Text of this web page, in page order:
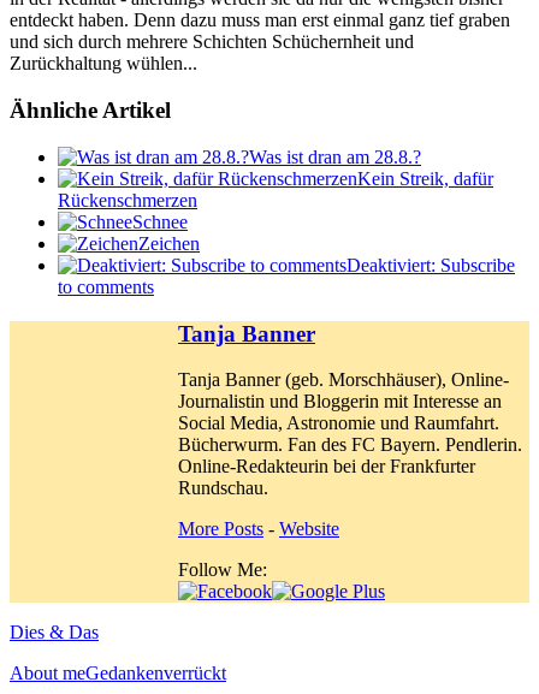
entdeckt haben. Denn dazu muss man erst einmal ganz tief graben
und sich durch mehrere Schichten Schüchernheit und
Zurückhaltung wühlen...
Ähnliche Artikel
Was ist dran am 28.8.?
Kein Streik, dafür
Rückenschmerzen
Schnee
Zeichen
Deaktiviert: Subscribe
to comments
Tanja Banner
Tanja Banner (geb. Morschhäuser), Online-
Journalistin und Bloggerin mit Interesse an
Social Media, Astronomie und Raumfahrt.
Bücherwurm. Fan des FC Bayern. Pendlerin.
Online-Redakteurin bei der Frankfurter
Rundschau.
More Posts - Website
Follow Me:
Dies & Das
About meGedankenverrückt